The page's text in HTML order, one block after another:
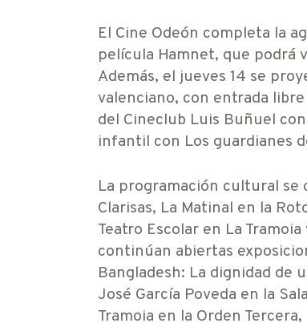
El Cine Odeón completa la
película Hamnet, que podrá
Además, el jueves 14 se
valenciano, con entrada
del Cineclub Luis Buñuel
infantil con Los guardianes
La programación cultural se
Clarisas, La Matinal en la
Teatro Escolar en La
continúan abiertas
Bangladesh: La dignidad de
José García Poveda en la
Tramoia en la Orden